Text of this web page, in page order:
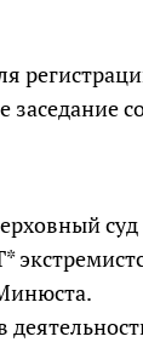
заседание
суд